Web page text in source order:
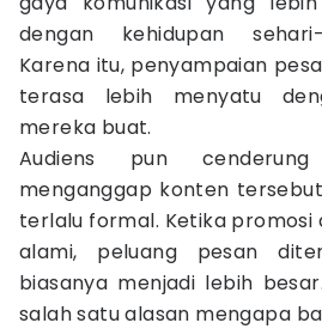
dengan kehidupan
Karena itu, penyampaian
terasa lebih menyatu
mereka buat.
Audiens pun
menganggap konten
terlalu formal. Ketika promosi
alami, peluang pesan
biasanya menjadi lebih
salah satu alasan mengapa